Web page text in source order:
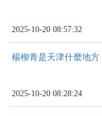
2025-10-20 08:57:32
楊柳青是天津什麼地方
2025-10-20 08:28:24